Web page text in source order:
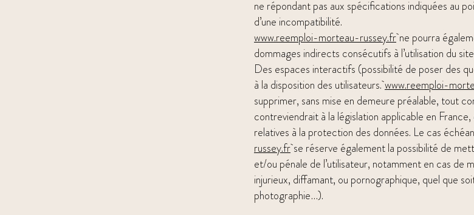
ne répondant pas aux spécifications indiquées au
d’une incompatibilité.
www.reemploi-morteau-russey.frne pourra
dommages indirects consécutifs à l’utilisation du
Des espaces interactifs (possibilité de poser des
à la disposition des utilisateurs.www.reemploi-
supprimer, sans mise en demeure préalable, tout
contreviendrait à la législation applicable en
relatives à la protection des données. Le cas
russey.frse réserve également la possibilité de
et/ou pénale de l’utilisateur, notamment en cas de
injurieux, diffamant, ou pornographique, quel que
photographie…).